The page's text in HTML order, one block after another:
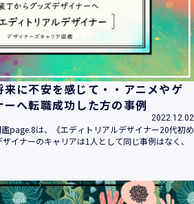
に不安を感じて・・アニメやゲ
へ転職成功した方の事例
2022.12.02
page.8は、《エディトリアルデザイナー20代初め
イナーのキャリアは1人として同じ事例はなく、